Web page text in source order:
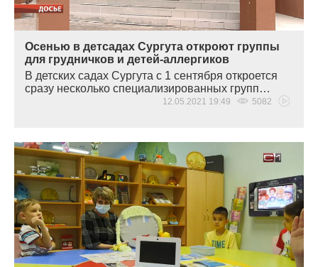
Осенью в детсадах Сургута откроют группы
для грудничков и детей-аллергиков
В детских садах Сургута с 1 сентября откроется
сразу несколько специализированных групп…
12.05.2021 19:49 5082